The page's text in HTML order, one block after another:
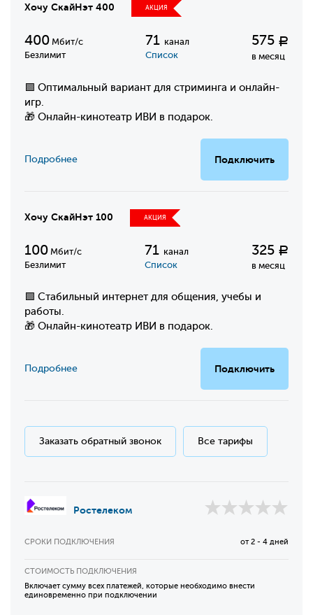
Хочу СкайНэт 400 АКЦИЯ
400 Мбит/с
Безлимит
71 канал
Список
575 Р
в месяц
🟩 Оптимальный вариант для стриминга и онлайн-
игр.
🎁 Онлайн-кинотеатр ИВИ в подарок.
Подключить
Подробнее
Хочу СкайНэт 100 АКЦИЯ
100 Мбит/с
Безлимит
71 канал
Список
325 Р
в месяц
🟩 Стабильный интернет для общения, учебы и
работы.
🎁 Онлайн-кинотеатр ИВИ в подарок.
Подключить
Подробнее
Заказать обратный звонок Все тарифы
Ростелеком
СРОКИ ПОДКЛЮЧЕНИЯ от 2 - 4 дней
СТОИМОСТЬ ПОДКЛЮЧЕНИЯ
Включает сумму всех платежей, которые необходимо внести
единовременно при подключении